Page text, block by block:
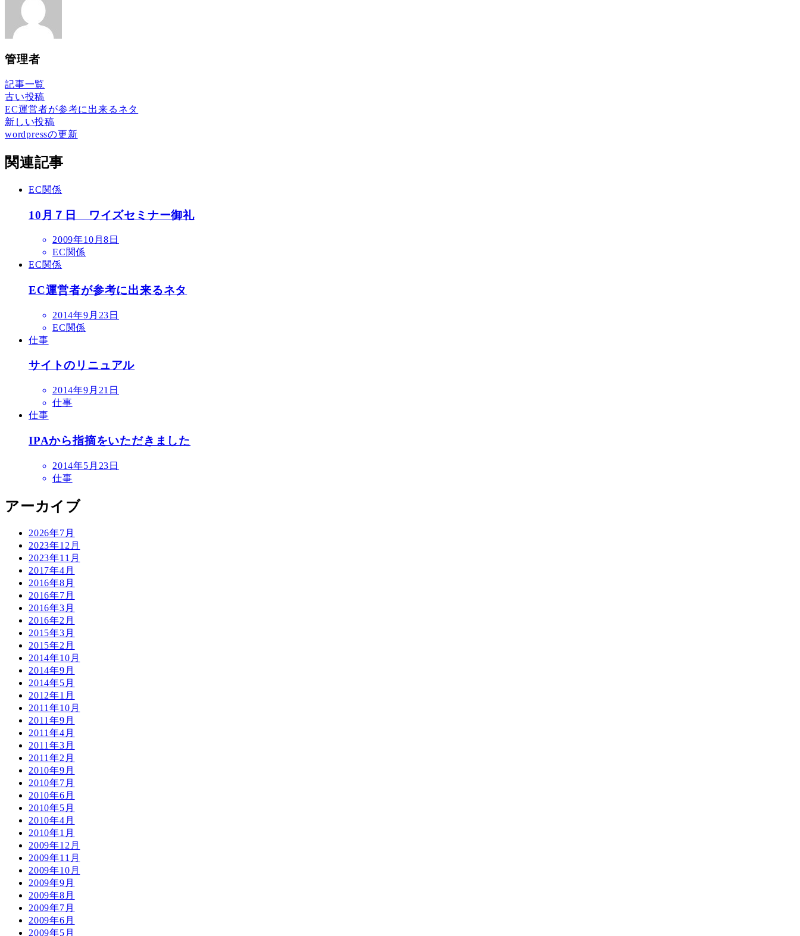
管理者
記事一覧
古い投稿
EC運営者が参考に出来るネタ
新しい投稿
wordpressの更新
関連記事
EC関係
10月７日 ワイズセミナー御礼
投
稿
日
2009年10月8日
EC関係
EC関係
EC運営者が参考に出来るネタ
投
稿
2014年9月23日
EC関係
仕事
サイトのリニュアル
投
稿
2014年9月21日
仕事
仕事
IPAから指摘をいただきました
投
稿
2014年5月23日
仕事
アーカイブ
2026年7月
2023年12月
2023年11月
2017年4月
2016年8月
2016年7月
2016年3月
2016年2月
2015年3月
2015年2月
2014年10月
2014年9月
2014年5月
2012年1月
2011年10月
2011年9月
2011年4月
2011年3月
2011年2月
2010年9月
2010年7月
2010年6月
2010年5月
2010年4月
2010年1月
2009年12月
2009年11月
2009年10月
2009年9月
2009年8月
2009年7月
2009年6月
2009年5月